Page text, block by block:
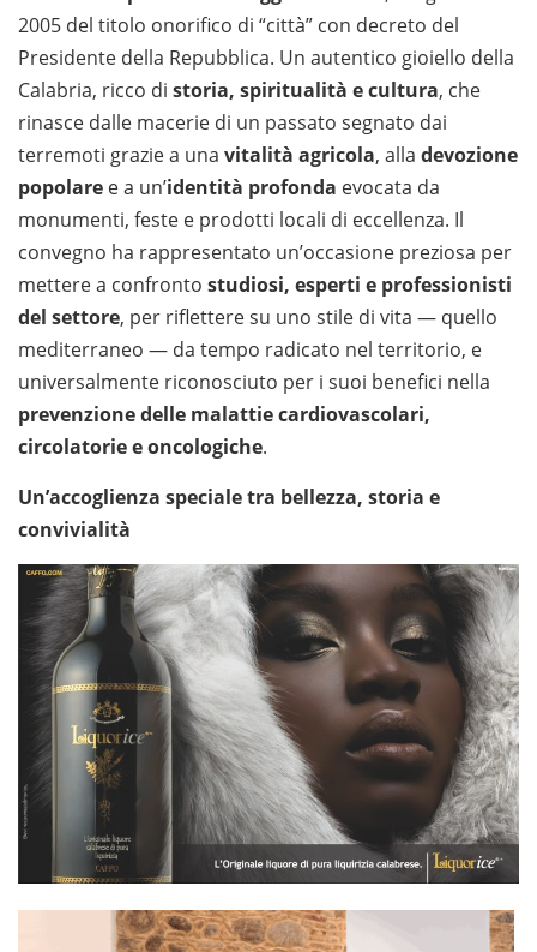
2005 del titolo onorifico di “città” con decreto del
Presidente della Repubblica. Un autentico gioiello della
Calabria, ricco di storia, spiritualità e cultura, che
rinasce dalle macerie di un passato segnato dai
terremoti grazie a una vitalità agricola, alla devozione
popolare e a un’identità profonda evocata da
monumenti, feste e prodotti locali di eccellenza. Il
convegno ha rappresentato un’occasione preziosa per
mettere a confronto studiosi, esperti e professionisti
del settore, per riflettere su uno stile di vita — quello
mediterraneo — da tempo radicato nel territorio, e
universalmente riconosciuto per i suoi benefici nella
prevenzione delle malattie cardiovascolari,
circolatorie e oncologiche.
Un’accoglienza speciale tra bellezza, storia e
convivialità